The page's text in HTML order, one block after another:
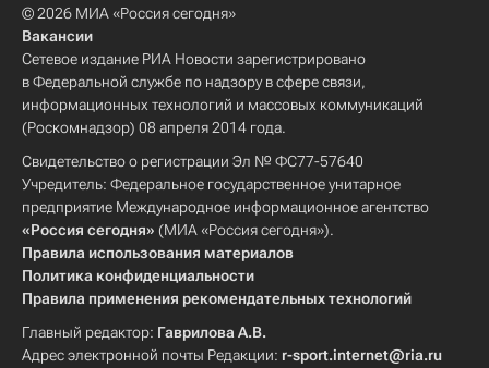
© 2026 МИА «Россия сегодня»
Вакансии
Сетевое издание РИА Новости зарегистрировано
в Федеральной службе по надзору в сфере связи,
информационных технологий и массовых коммуникаций
(Роскомнадзор) 08 апреля 2014 года.
Свидетельство о регистрации Эл № ФС77-57640
Учредитель: Федеральное государственное унитарное
предприятие Международное информационное агентство
«Россия сегодня» (МИА «Россия сегодня»).
Правила использования материалов
Политика конфиденциальности
Правила применения рекомендательных технологий
Главный редактор: Гаврилова А.В.
Адрес электронной почты Редакции: r-sport.internet@ria.ru